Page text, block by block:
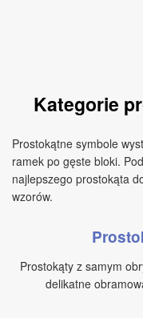
Kategorie
Prostokątne symbole
ramek po gęste bloki.
najlepszego prostokąta
wzorów.
Prostokąty z samym
delikatne